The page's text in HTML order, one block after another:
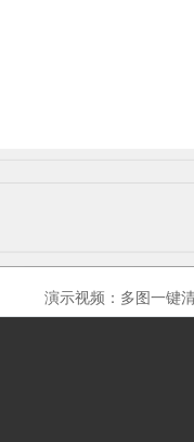
演示视频：多图一键